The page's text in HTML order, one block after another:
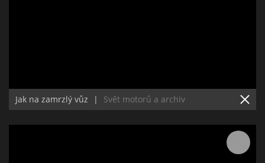
Jak na zamrzlý vůz | Svět motorů a archiv